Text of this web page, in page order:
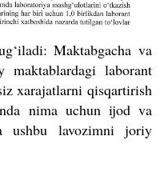
Maktabgacha va
laborant
xarajatlarni qisqartirish
nima uchun ijod va
ushbu lavozimni joriy